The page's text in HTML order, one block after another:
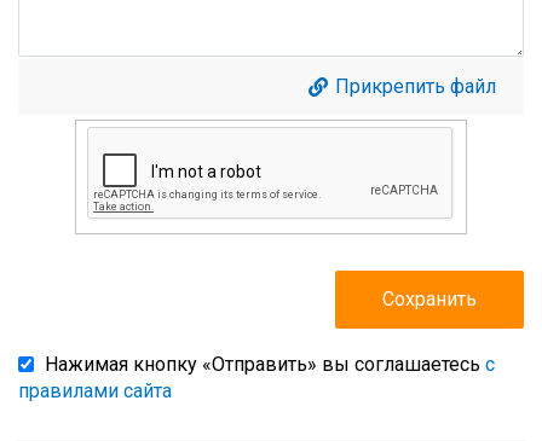
Прикрепить файл
Нажимая кнопку «Отправить» вы соглашаетесь с
правилами сайта